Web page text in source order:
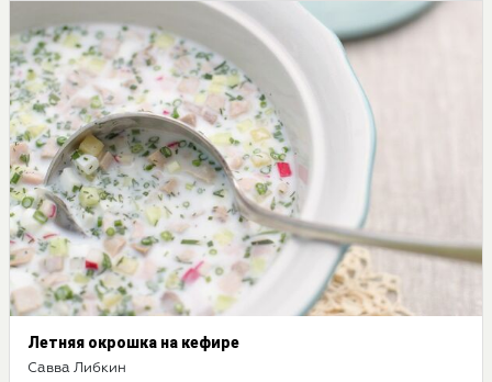
Летняя окрошка на кефире
Савва Либкин